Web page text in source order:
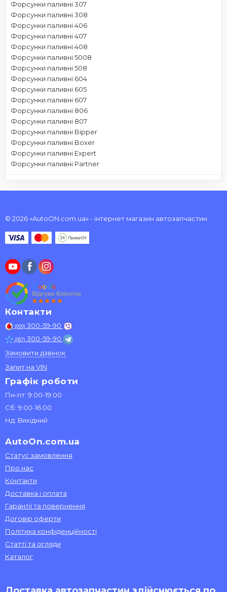
Форсунки паливні 307
Форсунки паливні 308
Форсунки паливні 406
Форсунки паливні 407
Форсунки паливні 408
Форсунки паливні 5008
Форсунки паливні 508
Форсунки паливні 604
Форсунки паливні 605
Форсунки паливні 607
Форсунки паливні 806
Форсунки паливні 807
Форсунки паливні Bipper
Форсунки паливні Boxer
Форсунки паливні Expert
Форсунки паливні Partner
© 2026 «AutoON.com.ua» - інтернет магазин автозапчастин
Контакти
(099) 300-59-90
(067) 300-59-90
Замовити дзвінок
Запит на VIN
Графік роботи
Пн-пт: 9:00-19:00
Сб: 9:00-16:00
Нд: Вихідний
AutoOn.com.ua
Статус замовлення
Про нас
Контакти
Доставка і оплата
Гарантії та повернення
Договір оферти
Політика конфіденційності
Статті та огляди
Каталог